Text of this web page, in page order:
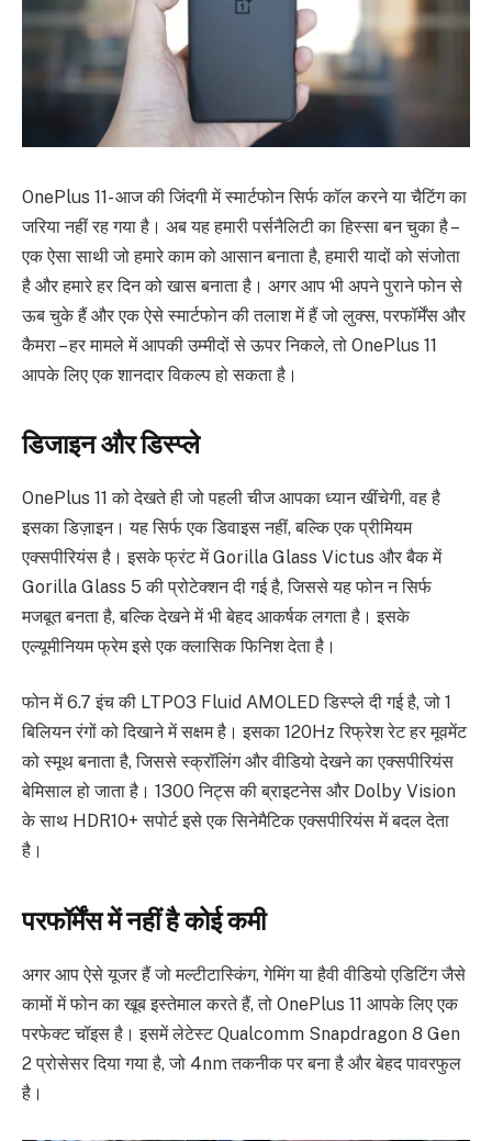
OnePlus 11- आज की जिंदगी में स्मार्टफोन सिर्फ कॉल करने या चैटिंग का
जरिया नहीं रह गया है। अब यह हमारी पर्सनैलिटी का हिस्सा बन चुका है –
एक ऐसा साथी जो हमारे काम को आसान बनाता है, हमारी यादों को संजोता
है और हमारे हर दिन को खास बनाता है। अगर आप भी अपने पुराने फोन से
ऊब चुके हैं और एक ऐसे स्मार्टफोन की तलाश में हैं जो लुक्स, परफॉर्मेंस और
कैमरा – हर मामले में आपकी उम्मीदों से ऊपर निकले, तो OnePlus 11
आपके लिए एक शानदार विकल्प हो सकता है।
डिजाइन और डिस्प्ले
OnePlus 11 को देखते ही जो पहली चीज आपका ध्यान खींचेगी, वह है
इसका डिज़ाइन। यह सिर्फ एक डिवाइस नहीं, बल्कि एक प्रीमियम
एक्सपीरियंस है। इसके फ्रंट में Gorilla Glass Victus और बैक में
Gorilla Glass 5 की प्रोटेक्शन दी गई है, जिससे यह फोन न सिर्फ
मजबूत बनता है, बल्कि देखने में भी बेहद आकर्षक लगता है। इसके
एल्यूमीनियम फ्रेम इसे एक क्लासिक फिनिश देता है।
फोन में 6.7 इंच की LTPO3 Fluid AMOLED डिस्प्ले दी गई है, जो 1
बिलियन रंगों को दिखाने में सक्षम है। इसका 120Hz रिफ्रेश रेट हर मूवमेंट
को स्मूथ बनाता है, जिससे स्क्रॉलिंग और वीडियो देखने का एक्सपीरियंस
बेमिसाल हो जाता है। 1300 निट्स की ब्राइटनेस और Dolby Vision
के साथ HDR10+ सपोर्ट इसे एक सिनेमैटिक एक्सपीरियंस में बदल देता
है।
परफॉर्मेंस में नहीं है कोई कमी
अगर आप ऐसे यूजर हैं जो मल्टीटास्किंग, गेमिंग या हैवी वीडियो एडिटिंग जैसे
कामों में फोन का खूब इस्तेमाल करते हैं, तो OnePlus 11 आपके लिए एक
परफेक्ट चॉइस है। इसमें लेटेस्ट Qualcomm Snapdragon 8 Gen
2 प्रोसेसर दिया गया है, जो 4nm तकनीक पर बना है और बेहद पावरफुल
है।